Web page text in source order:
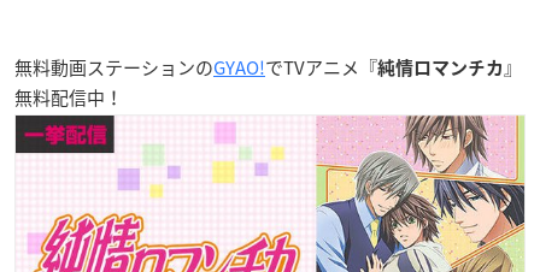
無料動画ステーションのGYAO!でTVアニメ『純情ロマンチカ』
無料配信中！